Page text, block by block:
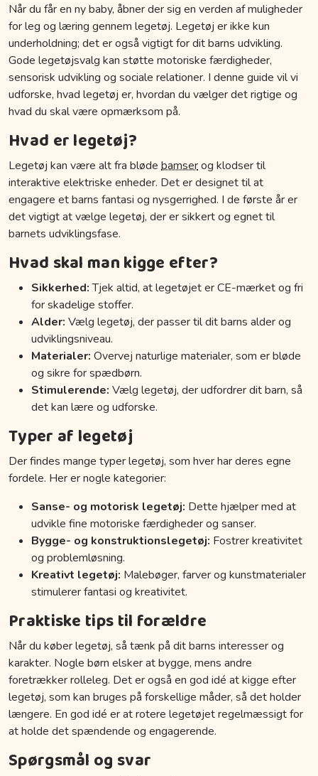
Når du får en ny baby, åbner der sig en verden af muligheder
for leg og læring gennem legetøj. Legetøj er ikke kun
underholdning; det er også vigtigt for dit barns udvikling.
Gode legetøjsvalg kan støtte motoriske færdigheder,
sensorisk udvikling og sociale relationer. I denne guide vil vi
udforske, hvad legetøj er, hvordan du vælger det rigtige og
hvad du skal være opmærksom på.
Hvad er legetøj?
Legetøj kan være alt fra bløde bamserog klodser til
interaktive elektriske enheder. Det er designet til at
engagere et barns fantasi og nysgerrighed. I de første år er
det vigtigt at vælge legetøj, der er sikkert og egnet til
barnets udviklingsfase.
Hvad skal man kigge efter?
Sikkerhed:Tjek altid, at legetøjet er CE-mærket og fri
for skadelige stoffer.
Alder: Vælg legetøj, der passer til dit barns alder og
udviklingsniveau.
Materialer: Overvej naturlige materialer, som er bløde
og sikre for spædbørn.
Stimulerende: Vælg legetøj, der udfordrer dit barn, så
det kan lære og udforske.
Typer af legetøj
Der findes mange typer legetøj, som hver har deres egne
fordele. Her er nogle kategorier:
Sanse- og motorisk legetøj: Dette hjælper med at
udvikle fine motoriske færdigheder og sanser.
Bygge- og konstruktionslegetøj: Fostrer kreativitet
og problemløsning.
Kreativt legetøj: Malebøger, farver og kunstmaterialer
stimulerer fantasi og kreativitet.
Praktiske tips til forældre
Når du køber legetøj, så tænk på dit barns interesser og
karakter. Nogle børn elsker at bygge, mens andre
foretrækker rolleleg. Det er også en god idé at kigge efter
legetøj, som kan bruges på forskellige måder, så det holder
længere. En god idé er at rotere legetøjet regelmæssigt for
at holde det spændende og engagerende.
Spørgsmål og svar